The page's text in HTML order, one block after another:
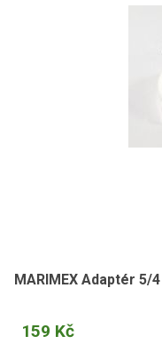
MARIMEX Adaptér 5/
159 Kč